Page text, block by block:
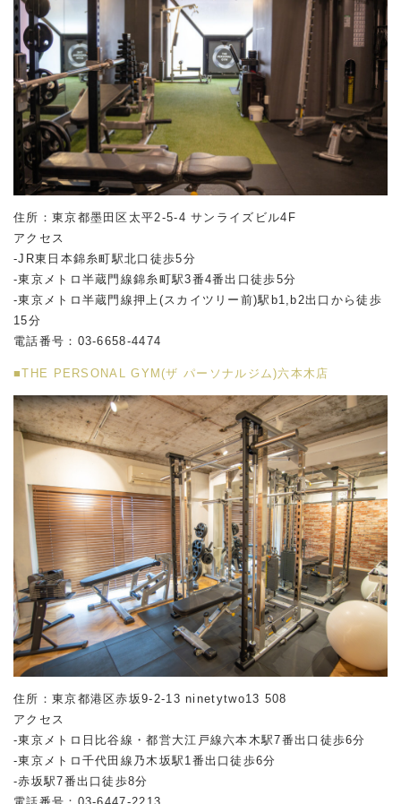
住所：東京都墨田区太平2-5-4 サンライズビル4F
アクセス
-JR東日本錦糸町駅北口徒歩5分
-東京メトロ半蔵門線錦糸町駅3番4番出口徒歩5分
-東京メトロ半蔵門線押上(スカイツリー前)駅b1,b2出口から徒歩
15分
電話番号：03-6658-4474
■THE PERSONAL GYM(ザ パーソナルジム)六本木店
住所：東京都港区赤坂9-2-13 ninetytwo13 508
アクセス
-東京メトロ日比谷線・都営大江戸線六本木駅7番出口徒歩6分
-東京メトロ千代田線乃木坂駅 1 番出口徒歩6分
-赤坂駅7番出口徒歩8分
電話番号： 03-6447-2213